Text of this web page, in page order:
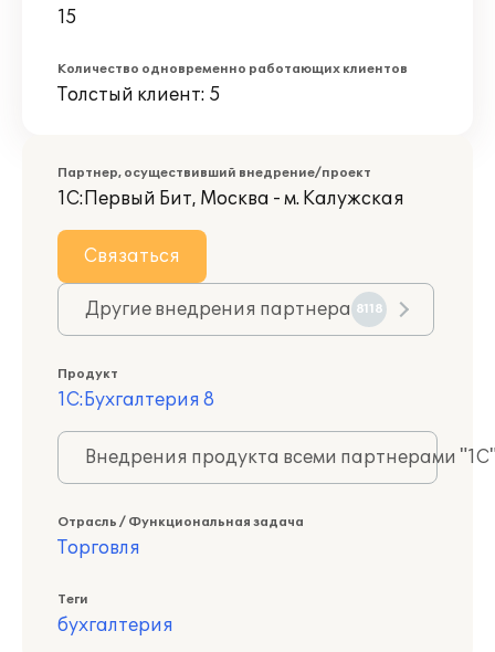
15
Количество одновременно работающих клиентов
Толстый клиент: 5
Партнер, осуществивший внедрение/проект
1С:Первый Бит, Москва - м. Калужская
Связаться
Другие внедрения партнера 8118
Продукт
1С:Бухгалтерия 8
Внедрения продукта всеми партнерами
Отрасль / Функциональная задача
Торговля
Теги
бухгалтерия